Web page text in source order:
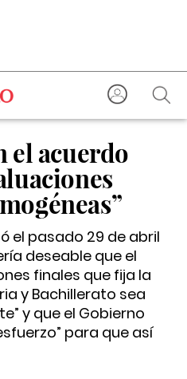
el acuerdo
el pasado 29 de abril
deseable que el
finales que fija la
y Bachillerato sea
y que el Gobierno
para que así